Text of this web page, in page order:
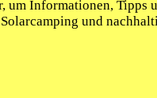
um Informationen, Tipps
und